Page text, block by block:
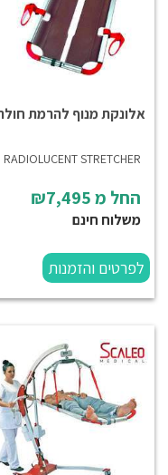
אלונקת מנוף להרמת
RADIOLUCENT STRETCHER
החל מ
משלוח חינם
לפרטים והזמנות